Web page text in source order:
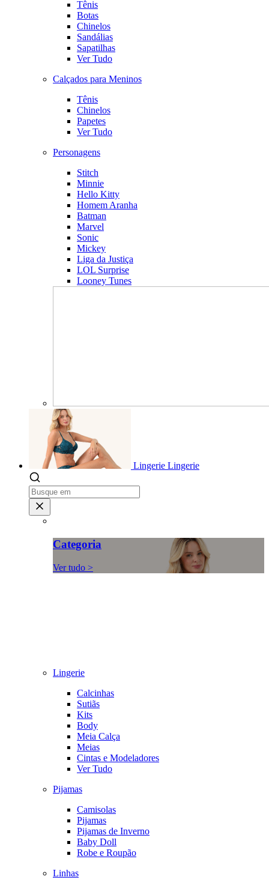
Tênis
Botas
Chinelos
Sandálias
Sapatilhas
Ver Tudo
Calçados para Meninos
Tênis
Chinelos
Papetes
Ver Tudo
Personagens
Stitch
Minnie
Hello Kitty
Homem Aranha
Batman
Marvel
Sonic
Mickey
Liga da Justiça
LOL Surprise
Looney Tunes
Lingerie Lingerie
Categoria
Ver tudo >
Lingerie
Calcinhas
Sutiãs
Kits
Body
Meia Calça
Meias
Cintas e Modeladores
Ver Tudo
Pijamas
Camisolas
Pijamas
Pijamas de Inverno
Baby Doll
Robe e Roupão
Linhas